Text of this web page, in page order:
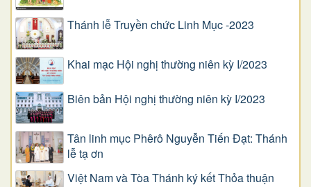
Thánh lễ Truyền chức Linh Mục -2023
Khai mạc Hội nghị thường niên kỳ I/2023
Biên bản Hội nghị thường niên kỳ I/2023
Tân linh mục Phêrô Nguyễn Tiến Đạt: Thánh
lễ tạ ơn
Việt Nam và Tòa Thánh ký kết Thỏa thuận